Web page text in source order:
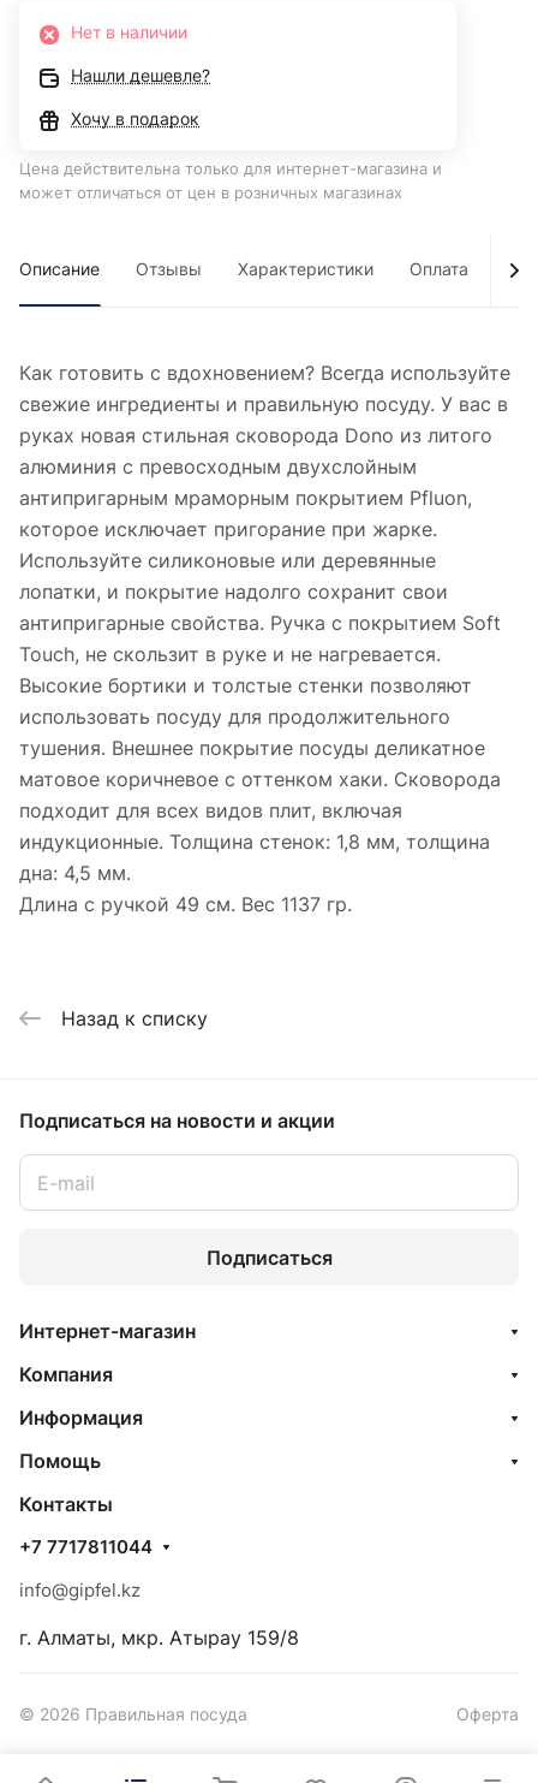
Нет в наличии
Нашли дешевле?
Хочу в подарок
Цена действительна только для интернет-магазина и
может отличаться от цен в розничных магазинах
Описание Отзывы Характеристики Оплата
Как готовить с вдохновением? Всегда используйте
свежие ингредиенты и правильную посуду. У вас в
руках новая стильная сковорода Dono из литого
алюминия с превосходным двухслойным
антипригарным мраморным покрытием Pfluon,
которое исключает пригорание при жарке.
Используйте силиконовые или деревянные
лопатки, и покрытие надолго сохранит свои
антипригарные свойства. Ручка с покрытием Soft
Touch, не скользит в руке и не нагревается.
Высокие бортики и толстые стенки позволяют
использовать посуду для продолжительного
тушения. Внешнее покрытие посуды деликатное
матовое коричневое с оттенком хаки. Сковорода
подходит для всех видов плит, включая
индукционные. Толщина стенок: 1,8 мм, толщина
дна: 4,5 мм.
Длина с ручкой 49 см. Вес 1137 гр.
Назад к списку
Подписаться на новости и акции
Подписаться
Интернет-магазин
Компания
Информация
Помощь
Контакты
+7 7717811044
info@gipfel.kz
г. Алматы, мкр. Атырау 159/8
© 2026 Правильная посуда Оферта